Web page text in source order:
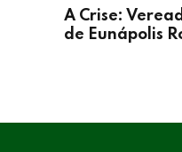
A Crise:
de Eunápolis